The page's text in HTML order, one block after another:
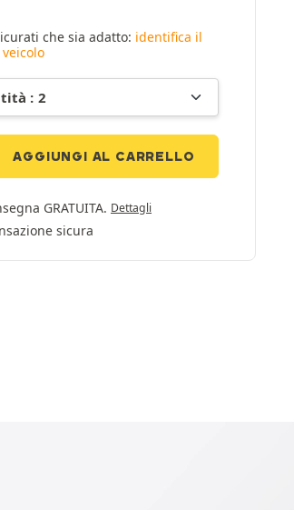
che sia adatto: identifica il
AGGIUNGI AL CARRELLO
GRATUITA. Dettagli
sicura